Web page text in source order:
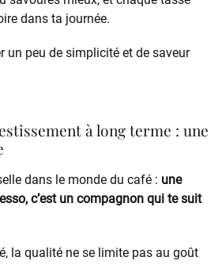
dans ta journée.
un peu de simplicité et de saveur
à long terme : une
dans le monde du café : une
c’est un compagnon qui te suit
la qualité ne se limite pas au goût